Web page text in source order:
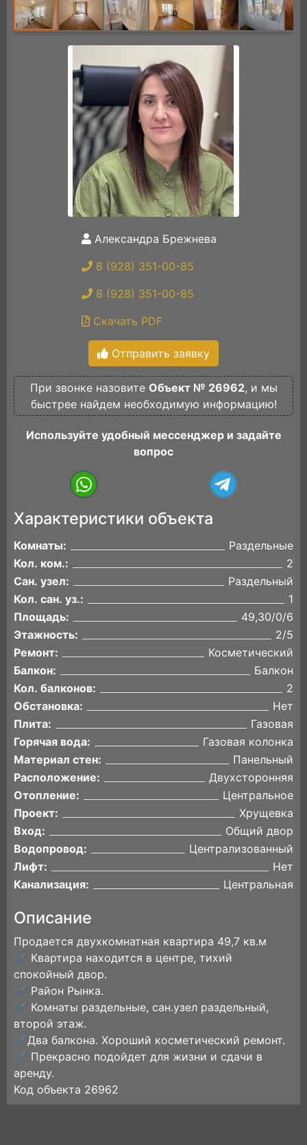
Александра Брежнева
8 (928) 351-00-85
8 (928) 351-00-85
Скачать PDF
Отправить заявку
При звонке назовите Объект № 26962, и мы
быстрее найдем необходимую информацию!
Используйте удобный мессенджер и задайте
вопрос
Характеристики объекта
Комнаты:
Раздельные
Кол. ком.:
2
Сан. узел:
Раздельный
Кол. сан. уз.:
1
Площадь:
49,30/0/6
Этажность:
2/5
Ремонт:
Косметический
Балкон:
Балкон
Кол. балконов:
2
Обстановка:
Нет
Плита:
Газовая
Горячая вода:
Газовая колонка
Материал стен:
Панельный
Расположение:
Двухсторонняя
Отопление:
Центральное
Проект:
Хрущевка
Вход:
Общий двор
Водопровод:
Централизованный
Лифт:
Нет
Канализация:
Центральная
Описание
Продается двухкомнатная квартира 49,7 кв.м
✔️ Квартира находится в центре, тихий
спокойный двор.
✔️ Район Рынка.
✔️ Комнаты раздельные, сан.узел раздельный,
второй этаж.
✔️Два балкона. Хороший косметический ремонт.
✔️ Прекрасно подойдет для жизни и сдачи в
аренду.
Код объекта 26962